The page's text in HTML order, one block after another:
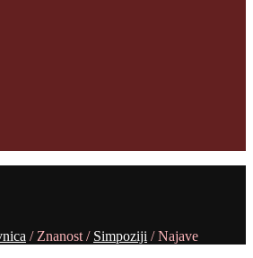
/ Znanost / Simpoziji /Najave